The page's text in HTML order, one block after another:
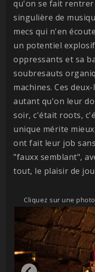
qu'on se fait rentrer
singulière de
mecs qui n'en
un potentiel
oppressants et sa
soubresauts
machines. Ces
autant qu'on leur
soir, c'était roots,
unique mérite
ont fait leur job
"fauxx semblant",
tout, le plaisir de
Cliquez sur une